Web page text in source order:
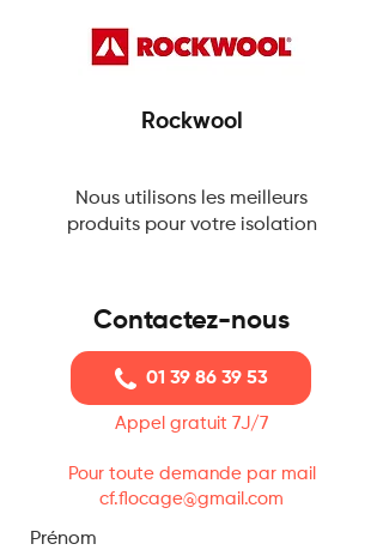
Rockwool
Nous utilisons les meilleurs
produits pour votre isolation
Contactez-nous
01 39 86 39 53
Appel gratuit 7J/7
Pour toute demande par mail
cf.flocage@gmail.com
Prénom